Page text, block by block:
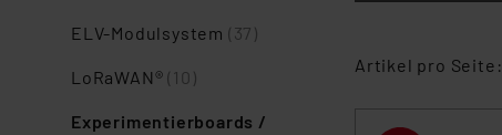
ELV-Modulsystem (37)
LoRaWAN®(10)
Experimentierboards /
Artikel pro Seite: